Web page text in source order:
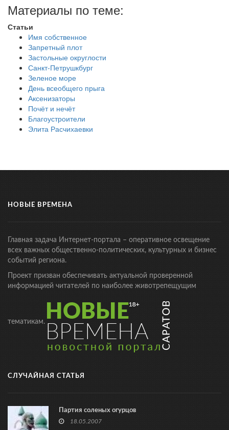
Материалы по теме:
Статьи
Имя собственное
Запретный плот
Застольные округлости
Санкт-Петрушкбург
Зеленое море
День всеобщего прыга
Аксенизаторы
Почёт и нечёт
Благоустроители
Элита Расчихаевки
НОВЫЕ ВРЕМЕНА
Главная задача Интернет-портала – оперативное освещение
всех важных общественно-политических, культурных и бизнес
событий региона.
Проект призван обеспечивать актуальной проверенной
информацией читателей по наиболее животрепещущим
тематикам.
СЛУЧАЙНАЯ СТАТЬЯ
Партия соленых огурцов
18.05.2007